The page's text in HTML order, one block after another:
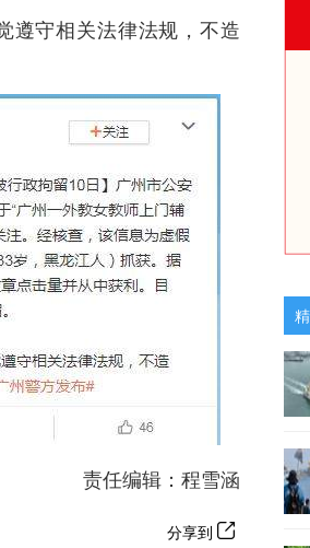
遵守相关法律法规，不造
责任编辑：程雪涵
分享到